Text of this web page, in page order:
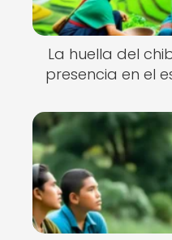
La huella del
presencia en el